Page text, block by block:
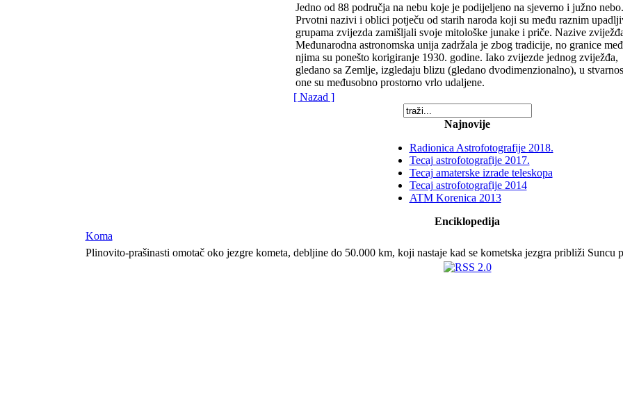
Jedno od 88 područja na nebu koje je podijeljeno na sjeverno i južno nebo.
Prvotni nazivi i oblici potječu od starih naroda koji su među raznim
grupama zvijezda zamišljali svoje mitološke junake i priče. Nazive
Međunarodna astronomska unija zadržala je zbog tradicije, no granice
njima su ponešto korigiranje 1930. godine. Iako zvijezde jednog zviježđa,
gledano sa Zemlje, izgledaju blizu (gledano dvodimenzionalno), u
one su međusobno prostorno vrlo udaljene.
[ Nazad ]
Najnovije
Radionica Astrofotografije 2018.
Tecaj astrofotografije 2017.
Tecaj amaterske izrade teleskopa
Tecaj astrofotografije 2014
ATM Korenica 2013
Enciklopedija
Koma
Plinovito-prašinasti omotač oko jezgre kometa, debljine do 50.000 km, koji nastaje kad se kometska jezgra približi Suncu